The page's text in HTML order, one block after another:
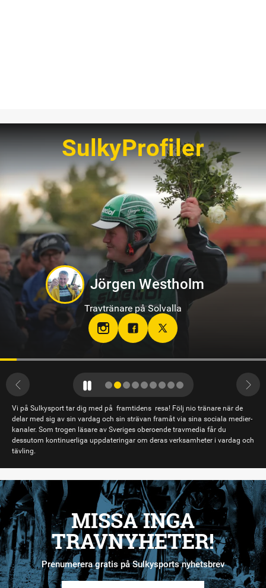
SulkyProfiler
Jörgen Westholm
Travtränare på Solvalla
Vi på Sulkysport tar dig med på framtidens resa! Följ nio tränare när de
delar med sig av sin vardag och sin strävan framåt via sina sociala medier-
kanaler. Som trogen läsare av Sveriges oberoende travmedia får du
dessutom kontinuerliga uppdateringar om deras verksamheter i vardag och
tävling.
MISSA INGA
TRAVNYHETER!
Prenumerera gratis på Sulkysports nyhetsbrev